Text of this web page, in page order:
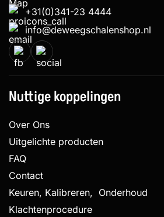
+31(0)341-23 4444
info@deweegschalenshop.nl
Nuttige koppelingen
Over Ons
Uitgelichte producten
FAQ
Contact
Keuren, Kalibreren, Onderhoud
Klachtenprocedure